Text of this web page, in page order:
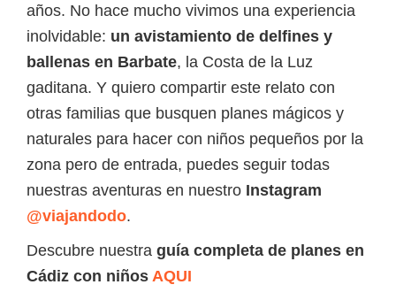
años. No hace mucho vivimos una experiencia
inolvidable: un avistamiento de delfines y
ballenas en Barbate, la Costa de la Luz
gaditana. Y quiero compartir este relato con
otras familias que busquen planes mágicos y
naturales para hacer con niños pequeños por la
zona pero de entrada, puedes seguir todas
nuestras aventuras en nuestro Instagram
@viajandodo.
Descubre nuestra guía completa de planes en
Cádiz con niños AQUI